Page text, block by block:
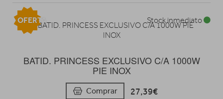
BATID. PRINCESS EXCLUSIVO C/A 1000W
PIE INOX
Comprar 27,39€
Stock inmediato
OFERTA